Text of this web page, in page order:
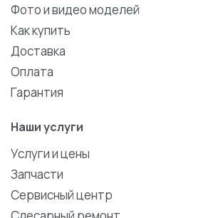
Фото и видео моделей
Как купить
Доставка
Оплата
Гарантия
Наши услуги
Услуги и цены
Запчасти
Сервисный центр